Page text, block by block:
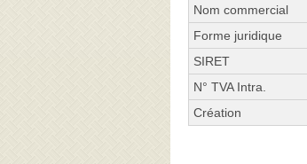
Nom commercial
Forme juridique
SIRET
N° TVA Intra.
Création